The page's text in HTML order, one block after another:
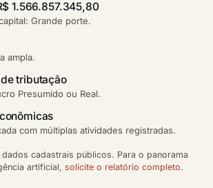
1.566.857.345,80
Grande porte.
ampla.
tributação
Presumido ou Real.
com múltiplas atividades registradas.
cadastrais públicos. Para o panorama
artificial, solicite o relatório completo.